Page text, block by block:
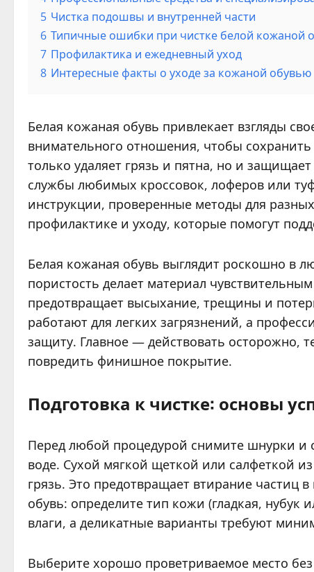
5 Чистка подошвы и внутренней части
6 Типичные ошибки при чистке белой кожаной
7 Профилактика и ежедневный уход
8 Интересные факты о уходе за кожаной обувью
Белая кожаная обувь привлекает взгляды
внимательного отношения, чтобы
только удаляет грязь и пятна, но и
службы любимых кроссовок, лоферов или
инструкции, проверенные методы для
профилактике и уходу, которые помогут
Белая кожаная обувь выглядит роскошно в
пористость делает материал
предотвращает высыхание, трещины и
работают для легких загрязнений, а
защиту. Главное — действовать осторожно,
повредить финишное покрытие.
Подготовка к чистке: основы
Перед любой процедурой снимите шнурки и
воде. Сухой мягкой щеткой или салфеткой
грязь. Это предотвращает втирание
обувь: определите тип кожи (гладкая,
влаги, а деликатные варианты требуют
Выберите хорошо проветриваемое место